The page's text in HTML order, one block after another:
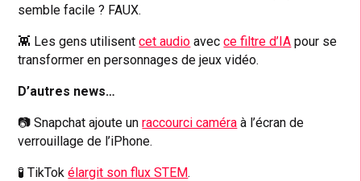
semble facile ? FAUX.
👾 Les gens utilisentcet audio avecce filtre d’IA pour se
transformer en personnages de jeux vidéo.
D’autres news…
📷 Snapchat ajoute unraccourci caméra à l’écran de
verrouillage de l’iPhone.
🧪 TikTokélargit son flux STEM.